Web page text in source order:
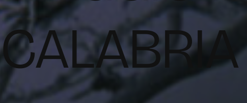
CALABRIA